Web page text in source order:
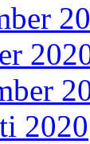
2020